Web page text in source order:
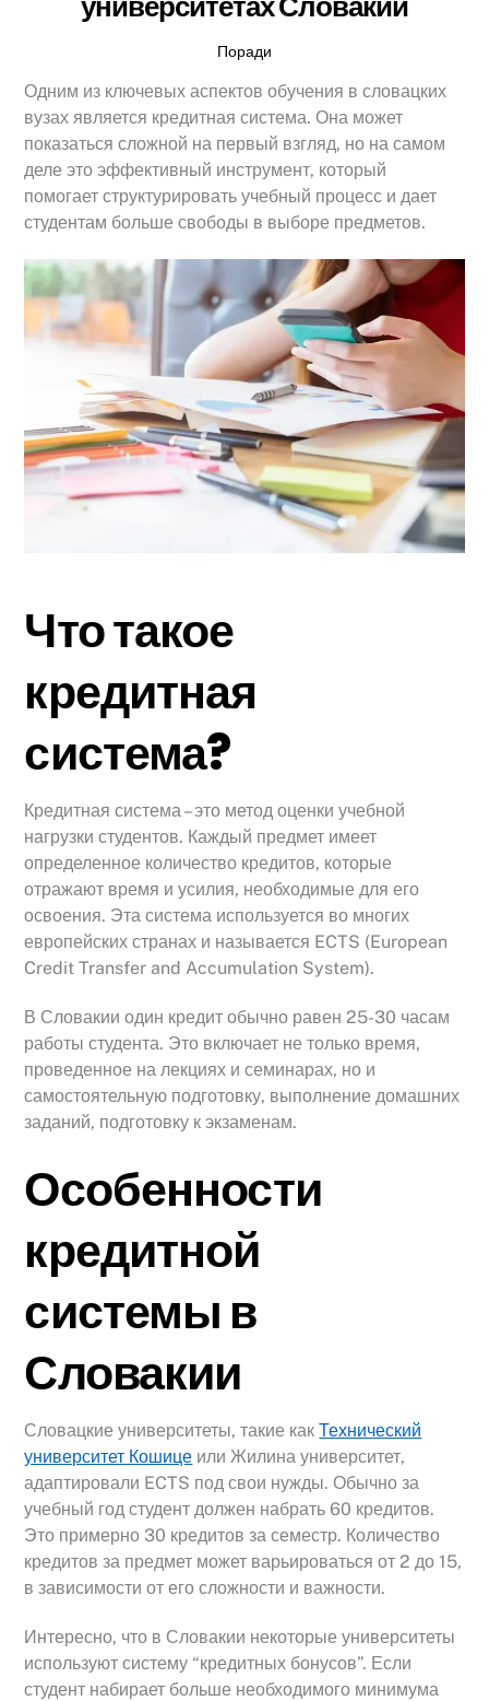
Поради
Одним из ключевых аспектов обучения в словацких
вузах является кредитная система. Она может
показаться сложной на первый взгляд, но на самом
деле это эффективный инструмент, который
помогает структурировать учебный процесс и дает
студентам больше свободы в выборе предметов.
Что такое
кредитная
система?
Кредитная система – это метод оценки учебной
нагрузки студентов. Каждый предмет имеет
определенное количество кредитов, которые
отражают время и усилия, необходимые для его
освоения. Эта система используется во многих
европейских странах и называется ECTS (European
Credit Transfer and Accumulation System).
В Словакии один кредит обычно равен 25-30 часам
работы студента. Это включает не только время,
проведенное на лекциях и семинарах, но и
самостоятельную подготовку, выполнение домашних
заданий, подготовку к экзаменам.
Особенности
кредитной
системы в
Словакии
Словацкие университеты, такие какТехнический
университет Кошице или Жилина университет,
адаптировали ECTS под свои нужды. Обычно за
учебный год студент должен набрать 60 кредитов.
Это примерно 30 кредитов за семестр. Количество
кредитов за предмет может варьироваться от 2 до 15,
в зависимости от его сложности и важности.
Интересно, что в Словакии некоторые университеты
используют систему “кредитных бонусов”. Если
студент набирает больше необходимого минимума